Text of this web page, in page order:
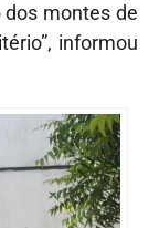
montes de
informou